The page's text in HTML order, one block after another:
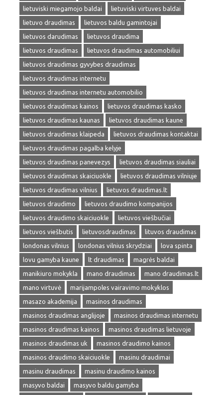
lietuviski miegamojo baldai
lietuviski virtuves baldai
lietuvo draudimas
lietuvos baldu gamintojai
lietuvos darudimas
lietuvos draudima
lietuvos draudimas
lietuvos draudimas automobiliui
lietuvos draudimas gyvybes draudimas
lietuvos draudimas internetu
lietuvos draudimas internetu automobilio
lietuvos draudimas kainos
lietuvos draudimas kasko
lietuvos draudimas kaunas
lietuvos draudimas kaune
lietuvos draudimas klaipeda
lietuvos draudimas kontaktai
lietuvos draudimas pagalba kelyje
lietuvos draudimas panevezys
lietuvos draudimas siauliai
lietuvos draudimas skaiciuokle
lietuvos draudimas vilniuje
lietuvos draudimas vilnius
lietuvos draudimas.lt
lietuvos draudimo
lietuvos draudimo kompanijos
lietuvos draudimo skaiciuokle
lietuvos viešbučiai
lietuvos viešbutis
lietuvosdraudimas
lituvos draudimas
londonas vilnius
londonas vilnius skrydziai
lova spinta
lovu gamyba kaune
lt draudimas
magrės baldai
manikiuro mokykla
mano draudimas
mano draudimas.lt
mano virtuvė
marijampoles vairavimo mokyklos
masazo akademija
masinos draudimas
masinos draudimas anglijoje
masinos draudimas internetu
masinos draudimas kainos
masinos draudimas lietuvoje
masinos draudimas uk
masinos draudimo kainos
masinos draudimo skaiciuokle
masinu draudimai
masinu draudimas
masinu draudimo kainos
masyvo baldai
masyvo baldu gamyba